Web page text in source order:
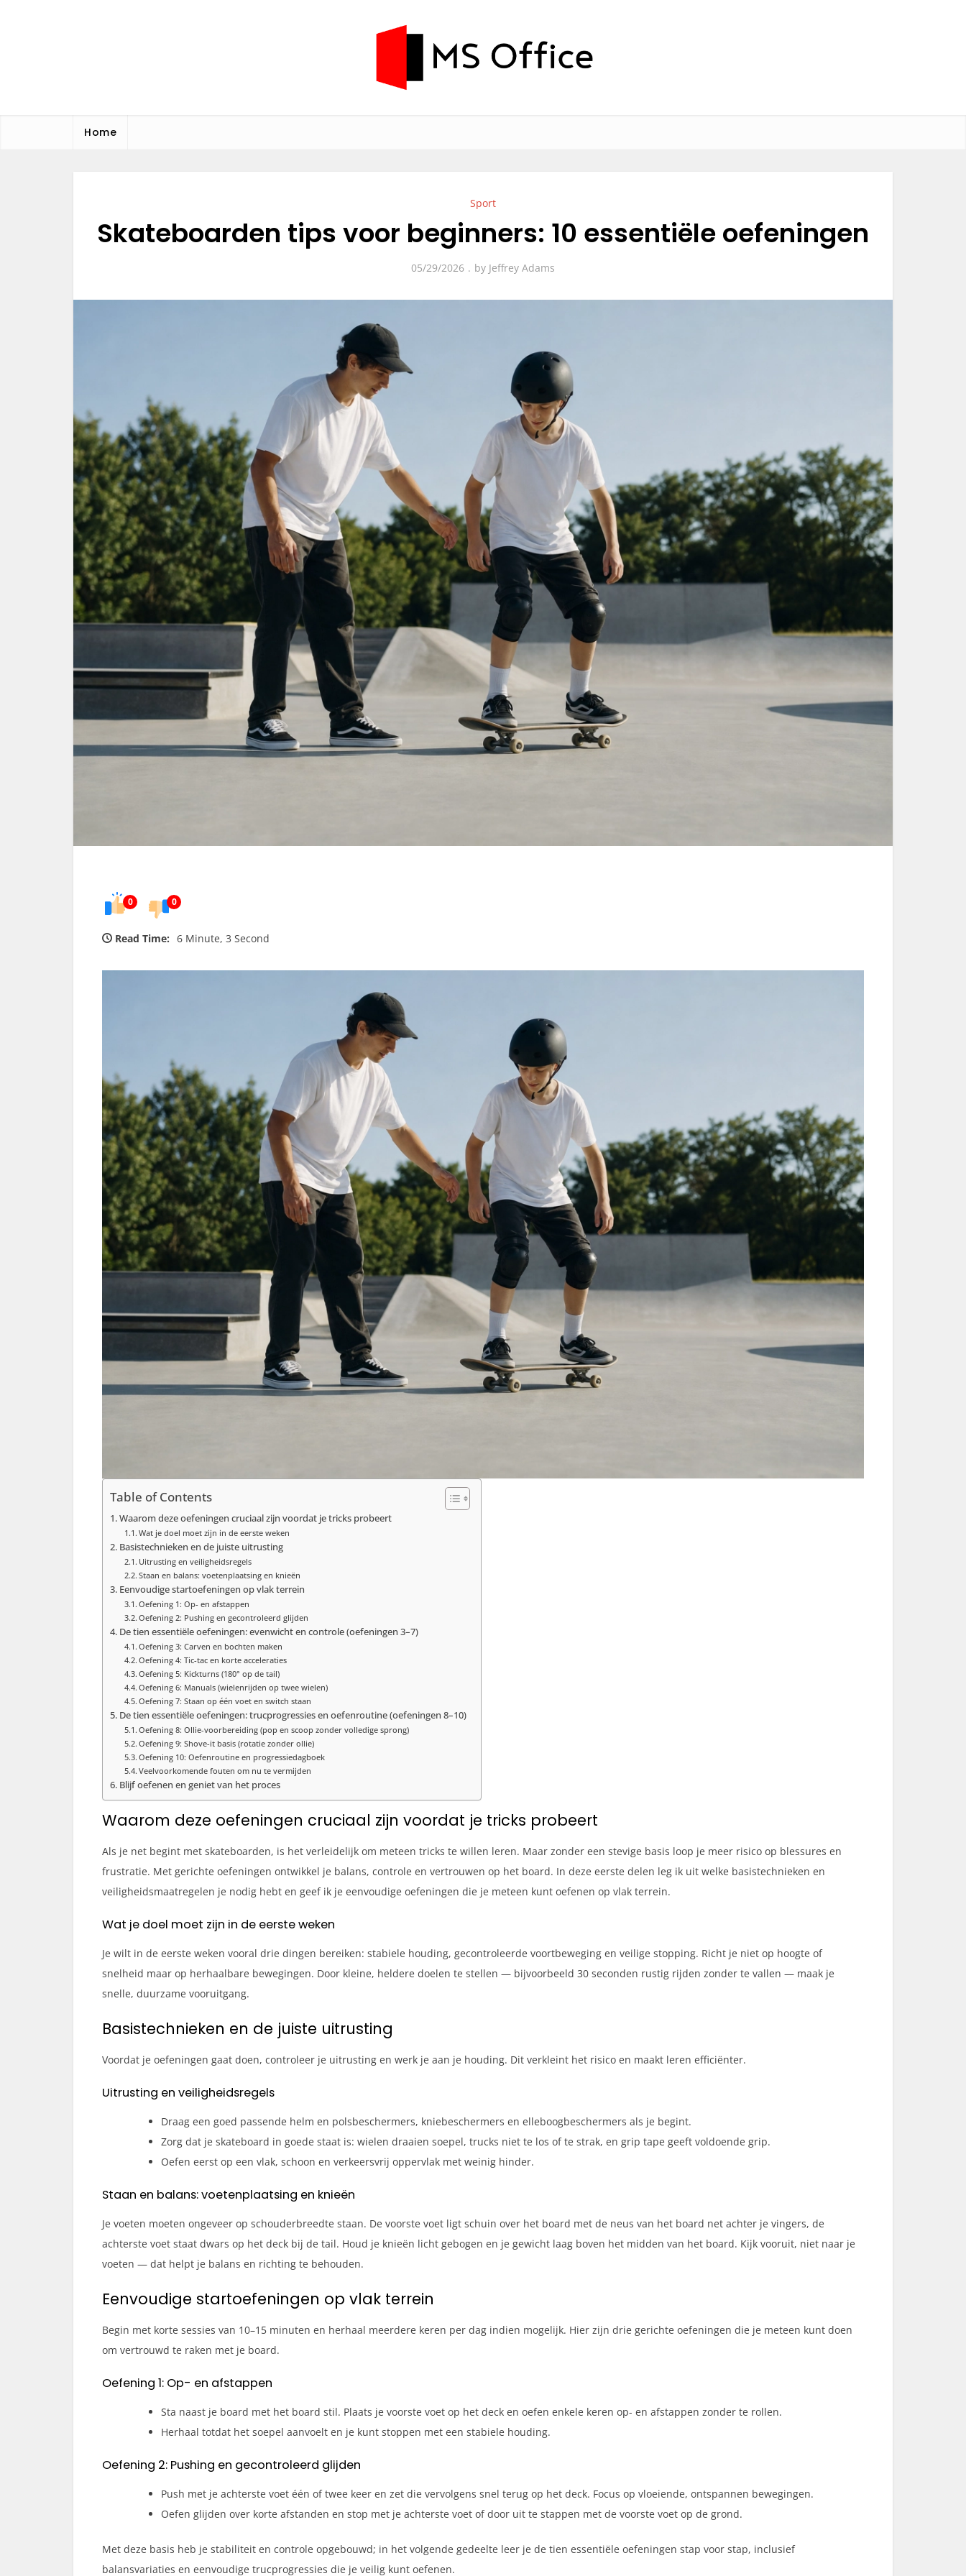
MS Office
Home
Sport
Skateboarden tips voor beginners: 10 essentiële oefeningen
05/29/2026 by Jeffrey Adams
0 0
Read Time: 6 Minute, 3 Second
Table of Contents
Waarom deze oefeningen cruciaal zijn voordat je tricks probeert
Wat je doel moet zijn in de eerste weken
Basistechnieken en de juiste uitrusting
Uitrusting en veiligheidsregels
Staan en balans: voetenplaatsing en knieën
Eenvoudige startoefeningen op vlak terrein
Oefening 1: Op- en afstappen
Oefening 2: Pushing en gecontroleerd glijden
De tien essentiële oefeningen: evenwicht en controle (oefeningen 3–7)
Oefening 3: Carven en bochten maken
Oefening 4: Tic-tac en korte acceleraties
Oefening 5: Kickturns (180° op de tail)
Oefening 6: Manuals (wielenrijden op twee wielen)
Oefening 7: Staan op één voet en switch staan
De tien essentiële oefeningen: trucprogressies en oefenroutine (oefeningen 8–10)
Oefening 8: Ollie-voorbereiding (pop en scoop zonder volledige sprong)
Oefening 9: Shove-it basis (rotatie zonder ollie)
Oefening 10: Oefenroutine en progressiedagboek
Veelvoorkomende fouten om nu te vermijden
Blijf oefenen en geniet van het proces
Waarom deze oefeningen cruciaal zijn voordat je tricks probeert
Als je net begint met skateboarden, is het verleidelijk om meteen tricks te willen leren. Maar zonder een stevige basis loop je meer risico op blessures en
frustratie. Met gerichte oefeningen ontwikkel je balans, controle en vertrouwen op het board. In deze eerste delen leg ik uit welke basistechnieken en
veiligheidsmaatregelen je nodig hebt en geef ik je eenvoudige oefeningen die je meteen kunt oefenen op vlak terrein.
Wat je doel moet zijn in de eerste weken
Je wilt in de eerste weken vooral drie dingen bereiken: stabiele houding, gecontroleerde voortbeweging en veilige stopping. Richt je niet op hoogte of
snelheid maar op herhaalbare bewegingen. Door kleine, heldere doelen te stellen — bijvoorbeeld 30 seconden rustig rijden zonder te vallen — maak je
snelle, duurzame vooruitgang.
Basistechnieken en de juiste uitrusting
Voordat je oefeningen gaat doen, controleer je uitrusting en werk je aan je houding. Dit verkleint het risico en maakt leren efficiënter.
Uitrusting en veiligheidsregels
Draag een goed passende helm en polsbeschermers, kniebeschermers en elleboogbeschermers als je begint.
Zorg dat je skateboard in goede staat is: wielen draaien soepel, trucks niet te los of te strak, en grip tape geeft voldoende grip.
Oefen eerst op een vlak, schoon en verkeersvrij oppervlak met weinig hinder.
Staan en balans: voetenplaatsing en knieën
Je voeten moeten ongeveer op schouderbreedte staan. De voorste voet ligt schuin over het board met de neus van het board net achter je vingers, de
achterste voet staat dwars op het deck bij de tail. Houd je knieën licht gebogen en je gewicht laag boven het midden van het board. Kijk vooruit, niet naar je
voeten — dat helpt je balans en richting te behouden.
Eenvoudige startoefeningen op vlak terrein
Begin met korte sessies van 10–15 minuten en herhaal meerdere keren per dag indien mogelijk. Hier zijn drie gerichte oefeningen die je meteen kunt doen
om vertrouwd te raken met je board.
Oefening 1: Op- en afstappen
Sta naast je board met het board stil. Plaats je voorste voet op het deck en oefen enkele keren op- en afstappen zonder te rollen.
Herhaal totdat het soepel aanvoelt en je kunt stoppen met een stabiele houding.
Oefening 2: Pushing en gecontroleerd glijden
Push met je achterste voet één of twee keer en zet die vervolgens snel terug op het deck. Focus op vloeiende, ontspannen bewegingen.
Oefen glijden over korte afstanden en stop met je achterste voet of door uit te stappen met de voorste voet op de grond.
Met deze basis heb je stabiliteit en controle opgebouwd; in het volgende gedeelte leer je de tien essentiële oefeningen stap voor stap, inclusief
balansvariaties en eenvoudige trucprogressies die je veilig kunt oefenen.